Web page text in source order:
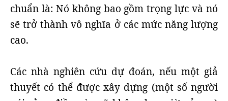
chuẩn là: Nó không bao gồm trọng lực và nó
sẽ trở thành vô nghĩa ở các mức năng lượng
cao.
Các nhà nghiên cứu dự đoán, nếu một giả
thuyết có thể được xây dựng (một số người